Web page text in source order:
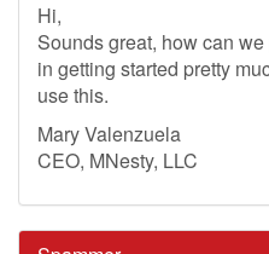
Hi,
Sounds great, how can
in getting started pretty
use this.
Mary Valenzuela
CEO, MNesty, LLC